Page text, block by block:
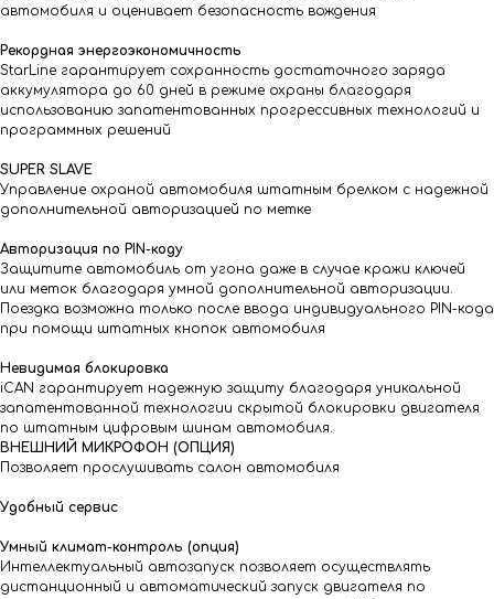
автомобиля и оценивает безопасность вождения
Рекордная энергоэкономичность
StarLine гарантирует сохранность достаточного заряда
аккумулятора до 60 дней в режиме охраны благодаря
использованию запатентованных прогрессивных технологий и
программных решений
SUPER SLAVE
Управление охраной автомобиля штатным брелком с надежной
дополнительной авторизацией по метке
Авторизация по PIN-коду
Защитите автомобиль от угона даже в случае кражи ключей
или меток благодаря умной дополнительной авторизации.
Поездка возможна только после ввода индивидуального PIN-кода
при помощи штатных кнопок автомобиля
Невидимая блокировка
iCAN гарантирует надежную защиту благодаря уникальной
запатентованной технологии скрытой блокировки двигателя
по штатным цифровым шинам автомобиля.
ВНЕШНИЙ МИКРОФОН (ОПЦИЯ)
Позволяет прослушивать салон автомобиля
Удобный сервис
Умный климат-контроль (опция)
Интеллектуальный автозапуск позволяет осуществлять
дистанционный и автоматический запуск двигателя по